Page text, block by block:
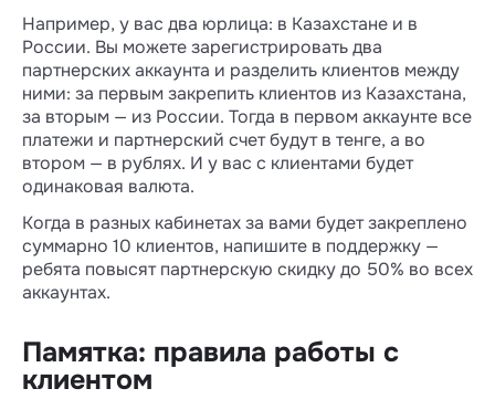
Например, у вас два юрлица: в Казахстане и в
России. Вы можете зарегистрировать два
партнерских аккаунта и разделить клиентов между
ними: за первым закрепить клиентов из Казахстана,
за вторым — из России. Тогда в первом аккаунте все
платежи и партнерский счет будут в тенге, а во
втором — в рублях. И у вас с клиентами будет
одинаковая валюта.
Когда в разных кабинетах за вами будет закреплено
суммарно 10 клиентов, напишите в поддержку —
ребята повысят партнерскую скидку до 50% во всех
аккаунтах.
Памятка: правила работы с
клиентом